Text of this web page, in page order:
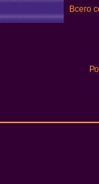
Всего